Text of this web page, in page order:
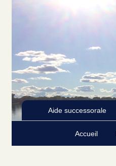
Aide successorale
Accueil